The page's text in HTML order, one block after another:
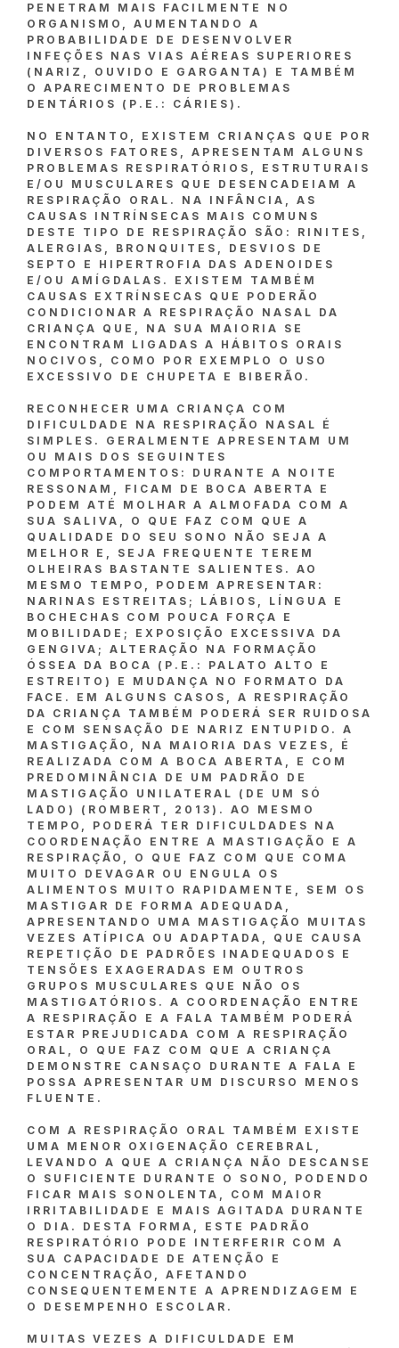
PENETRAM MAIS FACILMENTE NO
ORGANISMO, AUMENTANDO A
PROBABILIDADE DE DESENVOLVER
INFEÇÕES NAS VIAS AÉREAS SUPERIORES
(NARIZ, OUVIDO E GARGANTA) E TAMBÉM
O APARECIMENTO DE PROBLEMAS
DENTÁRIOS (P.E.: CÁRIES).
NO ENTANTO, EXISTEM CRIANÇAS QUE POR
DIVERSOS FATORES, APRESENTAM ALGUNS
PROBLEMAS RESPIRATÓRIOS, ESTRUTURAIS
E/OU MUSCULARES QUE DESENCADEIAM A
RESPIRAÇÃO ORAL. NA INFÂNCIA, AS
CAUSAS INTRÍNSECAS MAIS COMUNS
DESTE TIPO DE RESPIRAÇÃO SÃO: RINITES,
ALERGIAS, BRONQUITES, DESVIOS DE
SEPTO E HIPERTROFIA DAS ADENOIDES
E/OU AMÍGDALAS. EXISTEM TAMBÉM
CAUSAS EXTRÍNSECAS QUE PODERÃO
CONDICIONAR A RESPIRAÇÃO NASAL DA
CRIANÇA QUE, NA SUA MAIORIA SE
ENCONTRAM LIGADAS A HÁBITOS ORAIS
NOCIVOS, COMO POR EXEMPLO O USO
EXCESSIVO DE CHUPETA E BIBERÃO.
RECONHECER UMA CRIANÇA COM
DIFICULDADE NA RESPIRAÇÃO NASAL É
SIMPLES. GERALMENTE APRESENTAM UM
OU MAIS DOS SEGUINTES
COMPORTAMENTOS: DURANTE A NOITE
RESSONAM, FICAM DE BOCA ABERTA E
PODEM ATÉ MOLHAR A ALMOFADA COM A
SUA SALIVA, O QUE FAZ COM QUE A
QUALIDADE DO SEU SONO NÃO SEJA A
MELHOR E, SEJA FREQUENTE TEREM
OLHEIRAS BASTANTE SALIENTES. AO
MESMO TEMPO, PODEM APRESENTAR:
NARINAS ESTREITAS; LÁBIOS, LÍNGUA E
BOCHECHAS COM POUCA FORÇA E
MOBILIDADE; EXPOSIÇÃO EXCESSIVA DA
GENGIVA; ALTERAÇÃO NA FORMAÇÃO
ÓSSEA DA BOCA (P.E.: PALATO ALTO E
ESTREITO) E MUDANÇA NO FORMATO DA
FACE. EM ALGUNS CASOS, A RESPIRAÇÃO
DA CRIANÇA TAMBÉM PODERÁ SER RUIDOSA
E COM SENSAÇÃO DE NARIZ ENTUPIDO. A
MASTIGAÇÃO, NA MAIORIA DAS VEZES, É
REALIZADA COM A BOCA ABERTA, E COM
PREDOMINÂNCIA DE UM PADRÃO DE
MASTIGAÇÃO UNILATERAL (DE UM SÓ
LADO) (ROMBERT, 2013). AO MESMO
TEMPO, PODERÁ TER DIFICULDADES NA
COORDENAÇÃO ENTRE A MASTIGAÇÃO E A
RESPIRAÇÃO, O QUE FAZ COM QUE COMA
MUITO DEVAGAR OU ENGULA OS
ALIMENTOS MUITO RAPIDAMENTE, SEM OS
MASTIGAR DE FORMA ADEQUADA,
APRESENTANDO UMA MASTIGAÇÃO MUITAS
VEZES ATÍPICA OU ADAPTADA, QUE CAUSA
REPETIÇÃO DE PADRÕES INADEQUADOS E
TENSÕES EXAGERADAS EM OUTROS
GRUPOS MUSCULARES QUE NÃO OS
MASTIGATÓRIOS. A COORDENAÇÃO ENTRE
A RESPIRAÇÃO E A FALA TAMBÉM PODERÁ
ESTAR PREJUDICADA COM A RESPIRAÇÃO
ORAL, O QUE FAZ COM QUE A CRIANÇA
DEMONSTRE CANSAÇO DURANTE A FALA E
POSSA APRESENTAR UM DISCURSO MENOS
FLUENTE.
COM A RESPIRAÇÃO ORAL TAMBÉM EXISTE
UMA MENOR OXIGENAÇÃO CEREBRAL,
LEVANDO A QUE A CRIANÇA NÃO DESCANSE
O SUFICIENTE DURANTE O SONO, PODENDO
FICAR MAIS SONOLENTA, COM MAIOR
IRRITABILIDADE E MAIS AGITADA DURANTE
O DIA. DESTA FORMA, ESTE PADRÃO
RESPIRATÓRIO PODE INTERFERIR COM A
SUA CAPACIDADE DE ATENÇÃO E
CONCENTRAÇÃO, AFETANDO
CONSEQUENTEMENTE A APRENDIZAGEM E
O DESEMPENHO ESCOLAR.
MUITAS VEZES A DIFICULDADE EM